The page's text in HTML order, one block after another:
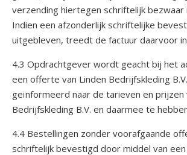
verzending hiertegen schriftelijk bezwaar
Indien een afzonderlijk schriftelijke
uitgebleven, treedt de factuur daarvoor
4.3 Opdrachtgever wordt geacht bij het
een offerte van Linden Bedrijfskleding
geïnformeerd naar de tarieven en prijzen
Bedrijfskleding B.V. en daarmee te
4.4 Bestellingen zonder voorafgaande
schriftelijk bevestigd door middel van een